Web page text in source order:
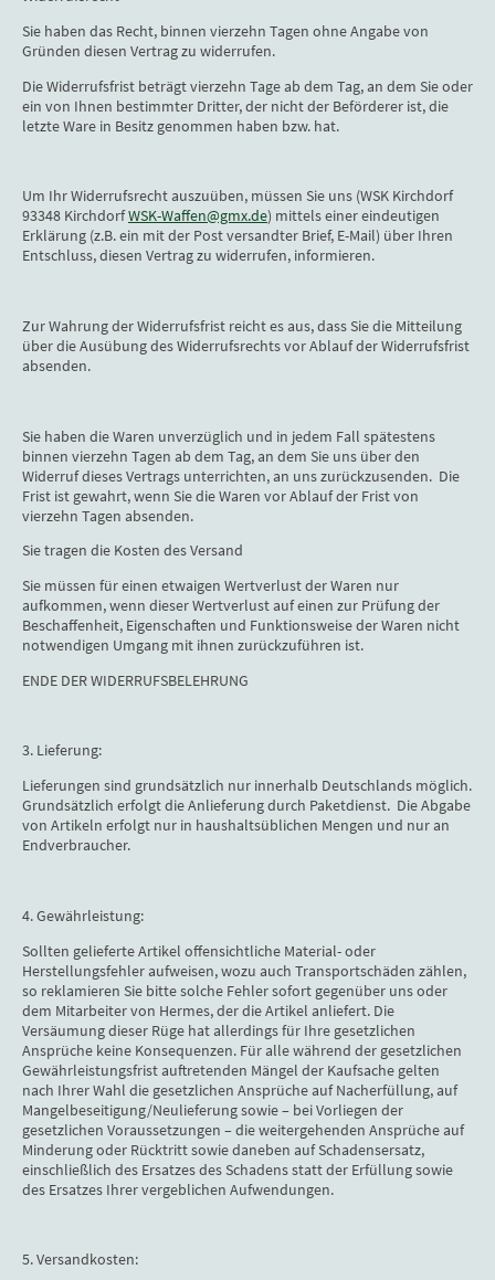
Sie haben das Recht, binnen vierzehn Tagen ohne Angabe von
Gründen diesen Vertrag zu widerrufen.
Die Widerrufsfrist beträgt vierzehn Tage ab dem Tag, an dem Sie oder
ein von Ihnen bestimmter Dritter, der nicht der Beförderer ist, die
letzte Ware in Besitz genommen haben bzw. hat.
Um Ihr Widerrufsrecht auszuüben, müssen Sie uns (WSK Kirchdorf
93348 KirchdorfWSK-Waffen@gmx.de) mittels einer eindeutigen
Erklärung (z.B. ein mit der Post versandter Brief, E-Mail) über Ihren
Entschluss, diesen Vertrag zu widerrufen, informieren.
Zur Wahrung der Widerrufsfrist reicht es aus, dass Sie die Mitteilung
über die Ausübung des Widerrufsrechts vor Ablauf der Widerrufsfrist
absenden.
Sie haben die Waren unverzüglich und in jedem Fall spätestens
binnen vierzehn Tagen ab dem Tag, an dem Sie uns über den
Widerruf dieses Vertrags unterrichten, an uns zurückzusenden. Die
Frist ist gewahrt, wenn Sie die Waren vor Ablauf der Frist von
vierzehn Tagen absenden.
Sie tragen die Kosten des Versand
Sie müssen für einen etwaigen Wertverlust der Waren nur
aufkommen, wenn dieser Wertverlust auf einen zur Prüfung der
Beschaffenheit, Eigenschaften und Funktionsweise der Waren nicht
notwendigen Umgang mit ihnen zurückzuführen ist.
ENDE DER WIDERRUFSBELEHRUNG
3. Lieferung:
Lieferungen sind grundsätzlich nur innerhalb Deutschlands möglich.
Grundsätzlich erfolgt die Anlieferung durch Paketdienst. Die Abgabe
von Artikeln erfolgt nur in haushaltsüblichen Mengen und nur an
Endverbraucher.
4. Gewährleistung:
Sollten gelieferte Artikel offensichtliche Material- oder
Herstellungsfehler aufweisen, wozu auch Transportschäden zählen,
so reklamieren Sie bitte solche Fehler sofort gegenüber uns oder
dem Mitarbeiter von Hermes, der die Artikel anliefert. Die
Versäumung dieser Rüge hat allerdings für Ihre gesetzlichen
Ansprüche keine Konsequenzen. Für alle während der gesetzlichen
Gewährleistungsfrist auftretenden Mängel der Kaufsache gelten
nach Ihrer Wahl die gesetzlichen Ansprüche auf Nacherfüllung, auf
Mangelbeseitigung/Neulieferung sowie – bei Vorliegen der
gesetzlichen Voraussetzungen – die weitergehenden Ansprüche auf
Minderung oder Rücktritt sowie daneben auf Schadensersatz,
einschließlich des Ersatzes des Schadens statt der Erfüllung sowie
des Ersatzes Ihrer vergeblichen Aufwendungen.
5. Versandkosten: